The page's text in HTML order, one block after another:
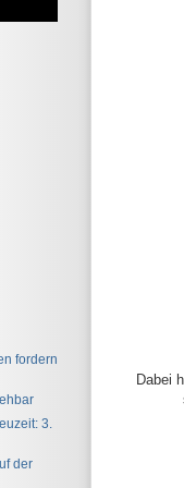
Dabei
fordern
3.
der